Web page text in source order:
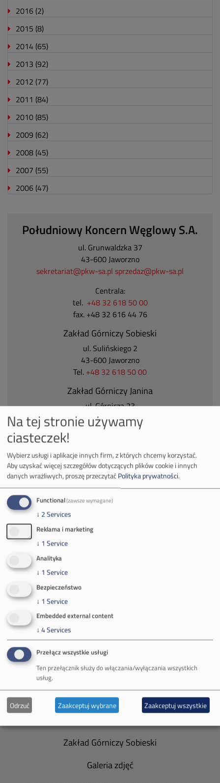
2016 (2)
2015 (8)
2014 (65)
2013 (92)
2012 (77)
2011 (84)
2010 (85)
2009 (62)
2008 (45)
2007 (55)
2006 (47)
Południowy Koncern Węglowy S.A.
ul. Grunwaldzka 37
43-600 Jaworzno
sekretariat@pkw-sa.pl sprzedaz@pkw-sa.pl
Centrala:
tel. +48 32 618 50 00
fax. +48 32 616 44 76
Zakład Górniczy Sobieski
ul. Sulińskiego 2
43-600 Jaworzno
Tel. +48 32 618 50 00
Zakład Górniczy Janina
ul. Górnicza 23
32-590 Libiąż
Tel. +48 32 627 00 00
ul.Kościuszki 1
32-620 Brzeszcze
tel.+48 32 716 53 00
Kontakt dla mediów:
(poniedziałek-piątek 7:00-15:00)
Władze spółki
Spółka Południowy Koncern Węglowy
Zakład Górniczy Brzeszcze
Zakład Górniczy Sobieski
Galeria zdjęć
Na tej stronie używamy
ciasteczek!
Wybierz usługi i aplikacje innych firm, z których chcemy korzystać.
Aby uzyskać więcej szczegółów dotyczących plików cookie i innych
danych wrażliwych, proszę przeczytaćPolityka prywatności.
Functional(zawsze wymagane)
↓ 2Services
Reklama i marketing
↓ 1 Service
Analityka
↓ 1 Service
Bezpieczeństwo
↓ 1 Service
Embedded external content
↓ 4Services
Przełącz wszystkie usługi
Ten przełącznik służy do włączania/wyłączania wszystkich
usług.
Odrzuć Zaakceptuj wybrane Zaakceptuj wszystkie